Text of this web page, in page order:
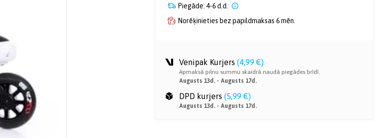
Piegāde: 4-6 d.d.
Norēķinieties bez papildmaksas 6 mēn.
Venipak Kurjers (4,99 €)
Apmaksā pilnu summu skaidrā naudā piegādes brīdī.
Augusts 13d. - Augusts 17d.
DPD kurjers (5,99 €)
Augusts 13d. - Augusts 17d.